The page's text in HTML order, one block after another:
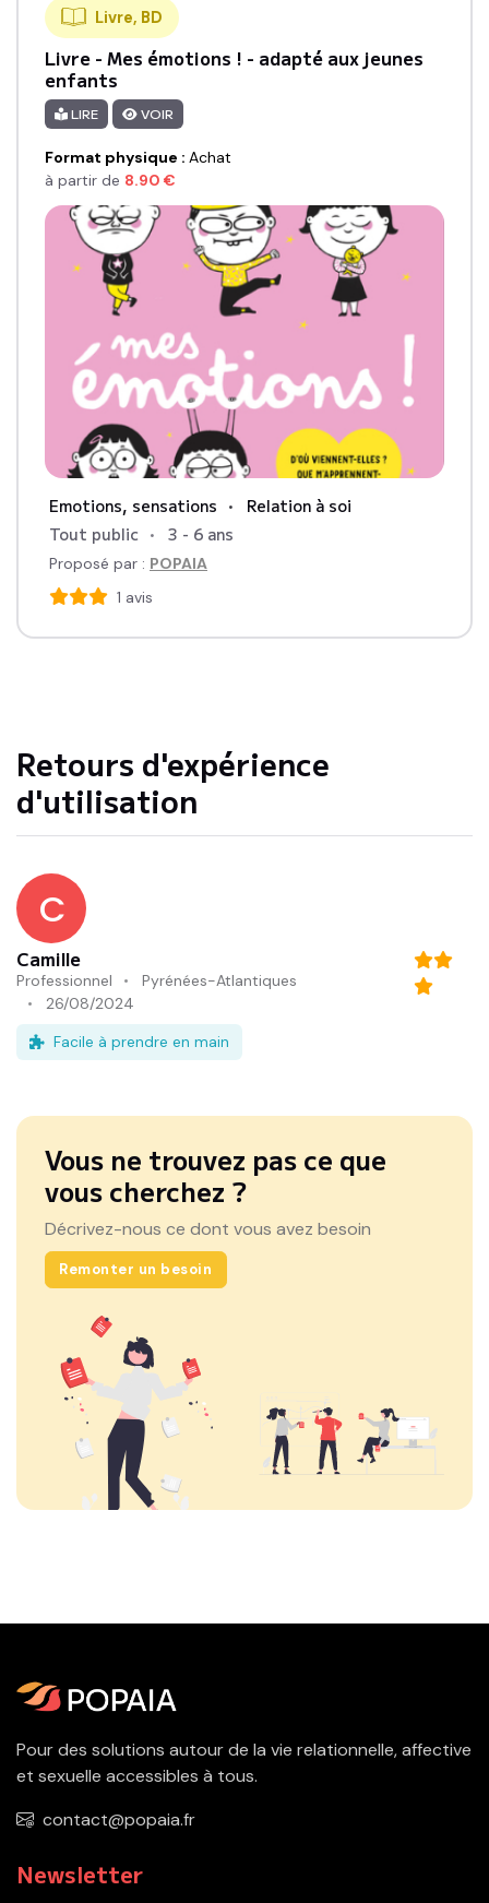
Livre, BD
Livre - Mes émotions ! - adapté aux jeunes
enfants
LIRE VOIR
Format physique : Achat
à partir de 8.90 €
Emotions, sensations
Relation à soi
Tout public
3 - 6 ans
Proposé par : POPAIA
1 avis
Retours d'expérience
d'utilisation
C
Camille
Professionnel
Pyrénées-Atlantiques
26/08/2024
Facile à prendre en main
Vous ne trouvez pas ce que
vous cherchez ?
Décrivez-nous ce dont vous avez besoin
Remonter un besoin
Pour des solutions autour de la vie relationnelle, affective
et sexuelle accessibles à tous.
contact@popaia.fr
Newsletter